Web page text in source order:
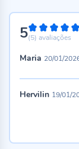
5100%
(5) avaliações
Maria 20/01/
Hervilin 19/01/